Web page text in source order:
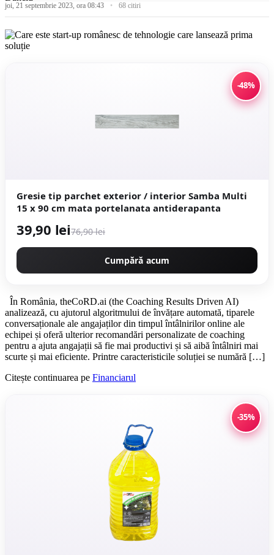
joi, 21 septembrie 2023, ora 08:43 68 citiri
-48%
Gresie tip parchet exterior / interior Samba Multi
15 x 90 cm mata portelanata antiderapanta
39,90 lei76,90 lei
Cumpără acum
În România, theCoRD.ai (the Coaching Results Driven AI)
analizează, cu ajutorul algoritmului de învățare automată, tiparele
conversaționale ale angajaților din timpul întâlnirilor online ale
echipei și oferă ulterior recomandări personalizate de coaching
pentru a ajuta angajații să fie mai productivi și să aibă întâlniri mai
scurte și mai eficiente. Printre caracteristicile soluției se numără […]
Citește continuarea pe Financiarul
-35%